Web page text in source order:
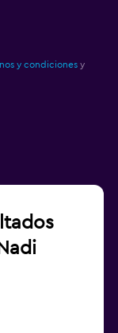
y condiciones y